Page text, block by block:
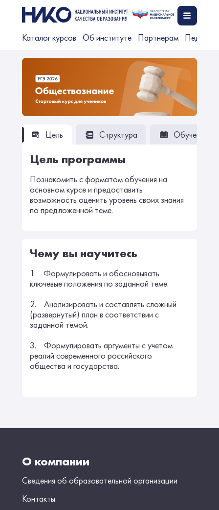
Каталог курсов Об институте Партнерам
Цель Структура Обучение
Цель программы
Познакомить с форматом обучения на
основном курсе и предоставить
возможность оценить уровень своих знания
по предложенной теме.
Чему вы научитесь
1. Формулировать и обосновывать
ключевые положения по заданной теме.
2. Анализировать и составлять сложный
(развернутый) план в соответствии с
заданной темой.
3. Формулировать аргументы с учетом
реалий современного российского
общества и государства.
О компании
Сведения об образовательной организации
Контакты